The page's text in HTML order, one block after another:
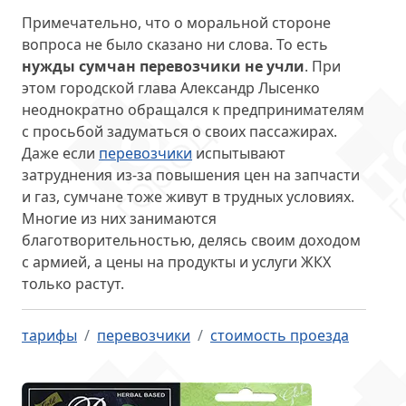
Примечательно, что о моральной стороне
вопроса не было сказано ни слова. То есть
нужды сумчан перевозчики не учли. При
этом городской глава Александр Лысенко
неоднократно обращался к предпринимателям
с просьбой задуматься о своих пассажирах.
Даже если перевозчики испытывают
затруднения из-за повышения цен на запчасти
и газ, сумчане тоже живут в трудных условиях.
Многие из них занимаются
благотворительностью, делясь своим доходом
с армией, а цены на продукты и услуги ЖКХ
только растут.
тарифы перевозчики стоимость проезда